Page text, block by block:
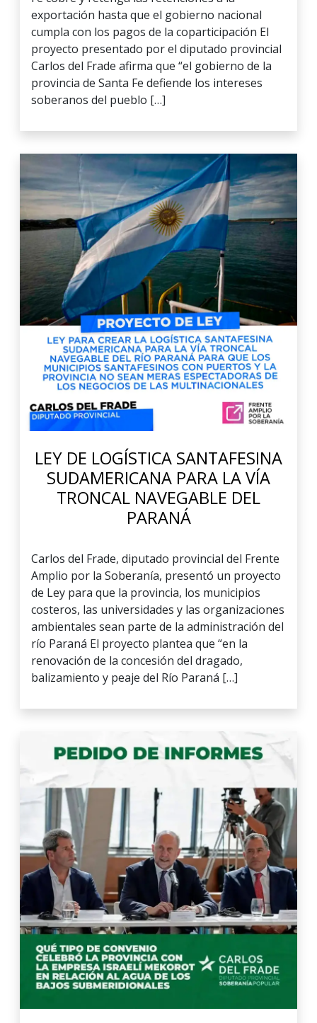
exportación hasta que el gobierno nacional
cumpla con los pagos de la coparticipación El
proyecto presentado por el diputado provincial
Carlos del Frade afirma que “el gobierno de la
provincia de Santa Fe defiende los intereses
soberanos del pueblo […]
LEY DE LOGÍSTICA SANTAFESINA
SUDAMERICANA PARA LA VÍA
TRONCAL NAVEGABLE DEL
PARANÁ
Carlos del Frade, diputado provincial del Frente
Amplio por la Soberanía, presentó un proyecto
de Ley para que la provincia, los municipios
costeros, las universidades y las organizaciones
ambientales sean parte de la administración del
río Paraná El proyecto plantea que “en la
renovación de la concesión del dragado,
balizamiento y peaje del Río Paraná […]